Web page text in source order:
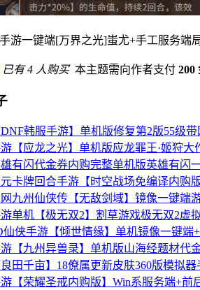
游一键端[万界之光]蚩尤+手工服务端
已有 4 人购买 本主题需向作者支付 200
DNF韩服手游】单机版修复第2版55级
【应龙之光】单机版应龙罪王·姬狩大
有闪代金券内购完整单机版英雄有闪
卡牌回合手游【时空战场免编译内购
九州仙侠传【无敌剑域】镜像一键端
单机【极无双2】割草游戏极无双2虚
仙侠手游【倾世情缘】单机镜像一键端
【九州异兽录】单机版山海经题材代
良田千亩】18僚属更新皮肤360版模拟
【荣耀圣戒内购版】Win系服务端+前